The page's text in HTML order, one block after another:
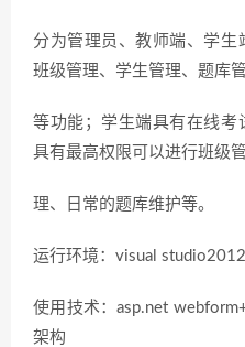
分为管理员、教师端、学
班级管理、学生管理、题库
等功能；学生端具有在线考
具有最高权限可以进行班级
理、日常的题库维护等。
运行环境：visual
使用技术：asp.net
架构